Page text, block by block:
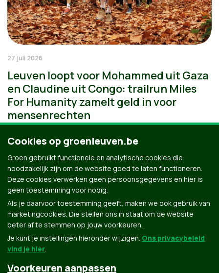
27 juli 2026
Leuven loopt voor Mohammed uit Gaza
en Claudine uit Congo: trailrun Miles
For Humanity zamelt geld in voor
mensenrechten
Cookies op groenleuven.be
Groen gebruikt functionele en analytische cookies die
noodzakelijk zijn om de website goed te laten functioneren.
Deze cookies verwerken geen persoonsgegevens en hier is
geen toestemming voor nodig.
Als je daarvoor toestemming geeft, maken we ook gebruik van
marketingcookies. Die stellen ons in staat om de website
beter af te stemmen op jouw voorkeuren.
Je kunt je instellingen hieronder wijzigen. Ons privacybeleid
vind je hier.
Voorkeuren aanpassen